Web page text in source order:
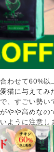
わせて60%以
猫に与えてみ
、すごい勢い
やや高めなの
ように注意し